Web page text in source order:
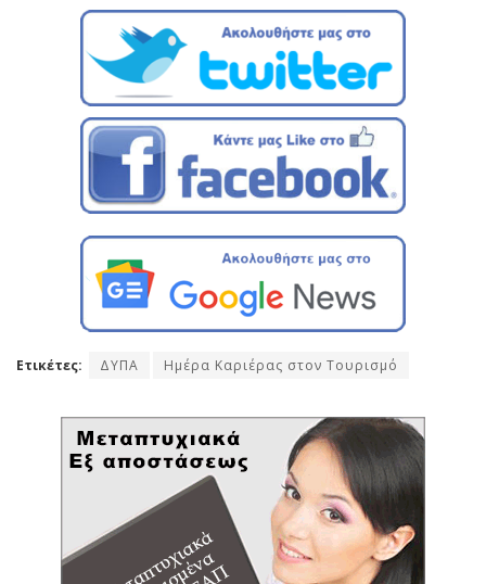
Ετικέτες: ΔΥΠΑ Ημέρα Καριέρας στον Τουρισμό